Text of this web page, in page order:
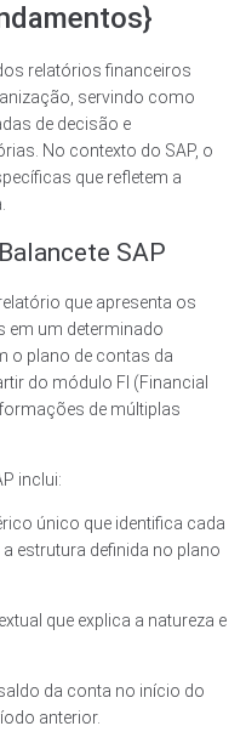
relatórios financeiros
servindo como
de decisão e
No contexto do SAP, o
que refletem a
SAP
que apresenta os
em um determinado
o plano de contas da
do módulo FI (Financial
de múltiplas
inclui:
único que identifica cada
estrutura definida no plano
que explica a natureza e
da conta no início do
anterior.